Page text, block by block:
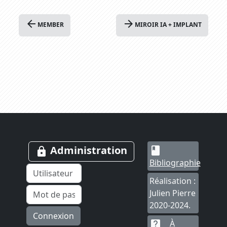
arrow_back MEMBER arrow_forward MIROIR IA + IMPLANT
lock Administration
Connexion
book
Bibliographie
Réalisation :
Julien Pierre
2020-2024.
live_help
À